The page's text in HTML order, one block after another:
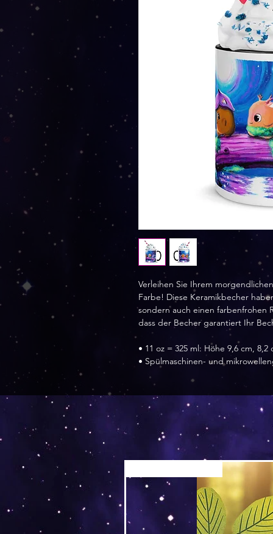
Verleihen Sie Ihrem
Farbe! Diese Keramikbecher
sondern auch einen farbenfrohen
dass der Becher garantiert Ihr
• 11 oz = 325 ml: Höhe 9,6 cm, 8,2
• Spülmaschinen- und